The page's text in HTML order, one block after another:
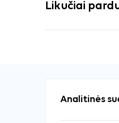
Likučiai
Analitinės